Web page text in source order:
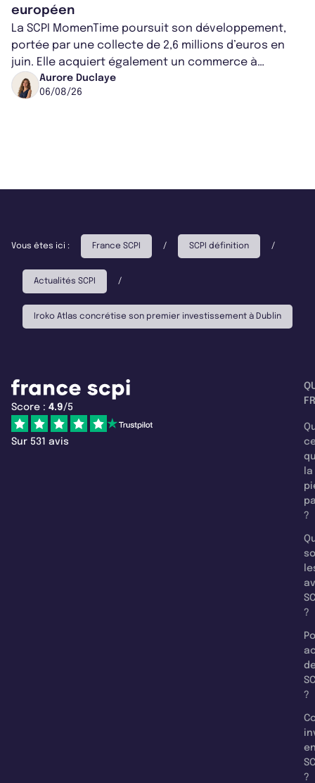
européen
La SCPI MomenTime poursuit son développement,
portée par une collecte de 2,6 millions d’euros en
juin. Elle acquiert également un commerce à
Worcester, place une plateforme logisti...
Aurore Duclaye
06/08/26
Vous êtes ici : France SCPI / SCPI définition /
Actualités SCPI /
Iroko Atlas concrétise son premier investissement à Dublin
Score : 4.9/5
Sur 531 avis
la
?
?
?
?